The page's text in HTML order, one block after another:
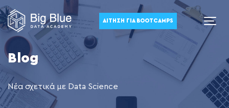
ΑΊΤΗΣΗ ΓΙΑ BOOTCAMPS
Blog
Νέα σχετικά με Data Science